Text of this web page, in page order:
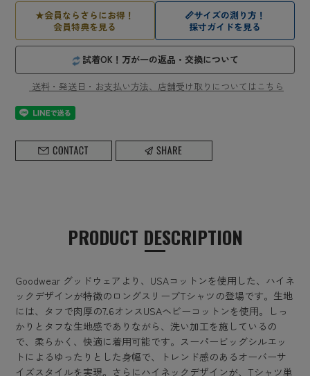
★会員ならさらにお得！
会員特典を見る
📏サイズの測り方！
採寸ガイドを見る
試着OK！万が一の返品・交換について
送料・発送日・お支払い方法、店舗受け取りについてはこちら
PRODUCT DESCRIPTION
Goodwear グッドウェアより、USAコットンを使用した、ハイネ
ックデザインが特徴のロングスリーブTシャツの登場です。生地
には、タフで肉厚の7.6オンスUSAヘビーコットンを使用。しっ
かりとタフな生地感でありながら、洗い加工を施しているの
で、柔らかく、快適に着用可能です。スーパービッグシルエッ
トによるゆったりとした身幅で、トレンド感のあるオーバーサ
イズスタイルを実現。さらにハイネックデザインが、Tシャツ単